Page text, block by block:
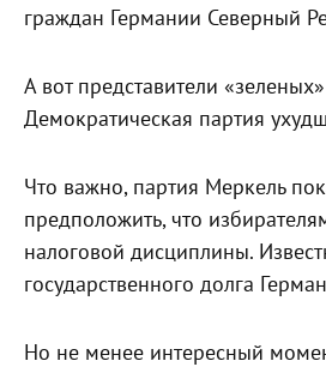
граждан Германии Северный
А вот представители
Демократическая партия
Что важно, партия Меркель
предположить, что
налоговой дисциплины.
государственного долга
Но не менее интересный